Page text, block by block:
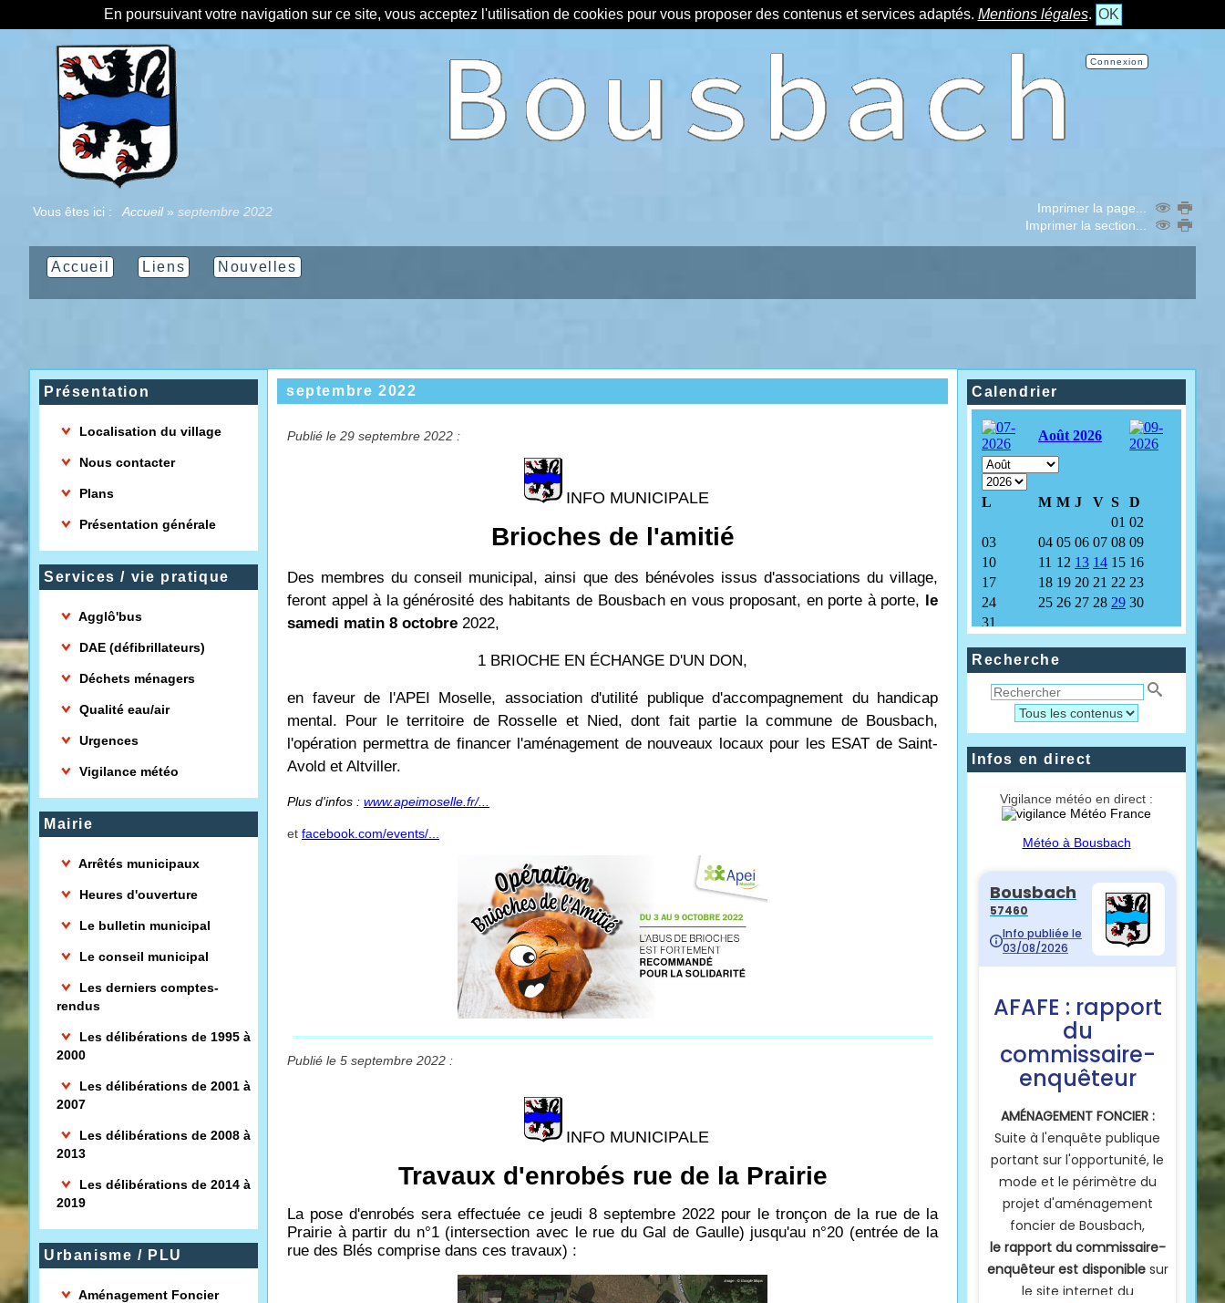
En poursuivant votre navigation sur ce site, vous acceptez l'utilisation de cookies pour vous proposer des contenus et services adaptés. Mentions légales. OK
Vous êtes ici : Accueil » septembre 2022
Imprimer la page...
Imprimer la section...
Connexion
Accueil Liens Nouvelles
Présentation
Localisation du village
Nous contacter
Plans
Présentation générale
Services / vie pratique
Agglô'bus
DAE (défibrillateurs)
Déchets ménagers
Qualité eau/air
Urgences
Vigilance météo
Mairie
Arrêtés municipaux
Heures d'ouverture
Le bulletin municipal
Le conseil municipal
Les derniers comptes-
rendus
Les délibérations de 1995 à
2000
Les délibérations de 2001 à
2007
Les délibérations de 2008 à
2013
Les délibérations de 2014 à
2019
Urbanisme / PLU
Aménagement Foncier
septembre 2022
Publié le 29 septembre 2022 :
INFO MUNICIPALE
Brioches de l'amitié
Des membres du conseil municipal, ainsi que des bénévoles issus d'associations du village,
feront appel à la générosité des habitants de Bousbach en vous proposant, en porte à porte, le
samedi matin 8 octobre 2022,
1 BRIOCHE EN ÉCHANGE D'UN DON,
en faveur de l'APEI Moselle, association d'utilité publique d'accompagnement du handicap
mental. Pour le territoire de Rosselle et Nied, dont fait partie la commune de Bousbach,
l'opération permettra de financer l'aménagement de nouveaux locaux pour les ESAT de Saint-
Avold et Altviller.
Plus d'infos : www.apeimoselle.fr/...
et facebook.com/events/...
Publié le 5 septembre 2022 :
INFO MUNICIPALE
Travaux d'enrobés rue de la Prairie
La pose d'enrobés sera effectuée ce jeudi 8 septembre 2022 pour le tronçon de la rue de la
Prairie à partir du n°1 (intersection avec le rue du Gal de Gaulle) jusqu'au n°20 (entrée de la
rue des Blés comprise dans ces travaux) :
Calendrier
Recherche
Infos en direct
Vigilance météo en direct :
Météo à Bousbach